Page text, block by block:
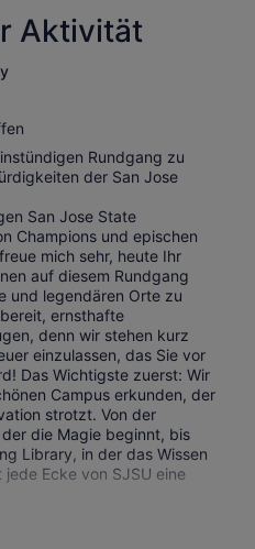
Aktivität
Rundgang zu
der San Jose
San Jose State
Champions und epischen
mich sehr, heute Ihr
auf diesem Rundgang
und legendären Orte zu
ernsthafte
denn wir stehen kurz
einzulassen, das Sie vor
Das Wichtigste zuerst: Wir
Campus erkunden, der
strotzt. Von der
die Magie beginnt, bis
Library, in der das Wissen
Ecke von SJSU eine